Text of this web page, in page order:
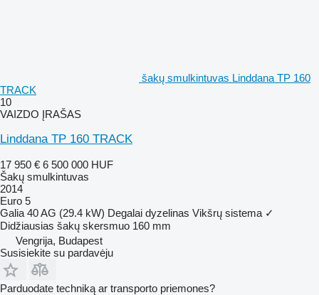
šakų smulkintuvas Linddana TP 160
TRACK
10
VAIZDO ĮRAŠAS
Linddana TP 160 TRACK
17 950 € 6 500 000 HUF
Šakų smulkintuvas
2014
Euro 5
Galia 40 AG (29.4 kW) Degalai dyzelinas Vikšrų sistema ✓
Didžiausias šakų skersmuo 160 mm
Vengrija, Budapest
Susisiekite su pardavėju
Parduodate techniką ar transporto priemones?